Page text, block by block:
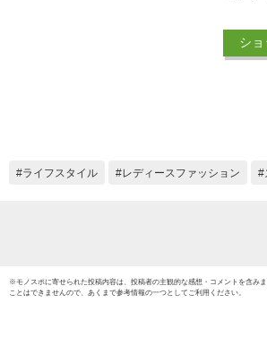
毛 ボ
ズ LL
ルト マ
シ
ライフスタイル レディースファッション
※モノスポに寄せられた投稿内容は、投稿者の主観的な感想・コメントを含み
ことはできませんので、あくまで参考情報の一つとしてご利用ください。